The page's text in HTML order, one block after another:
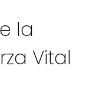
la
Vital